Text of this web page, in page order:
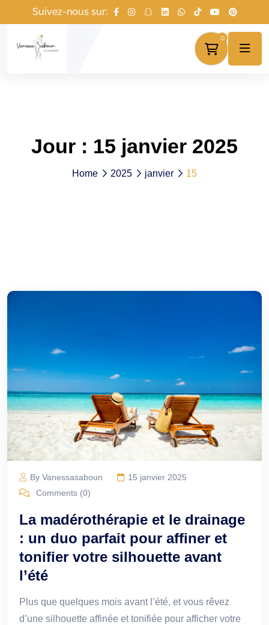
Suivez-nous sur:
0
Jour : 15 janvier 2025
Home 2025 janvier 15
By Vanessasaboun
15 janvier 2025
Comments (0)
La madérothérapie et le drainage
: un duo parfait pour affiner et
tonifier votre silhouette avant
l’été
Plus que quelques mois avant l’été, et vous rêvez
d’une silhouette affinée et tonifiée pour afficher votre